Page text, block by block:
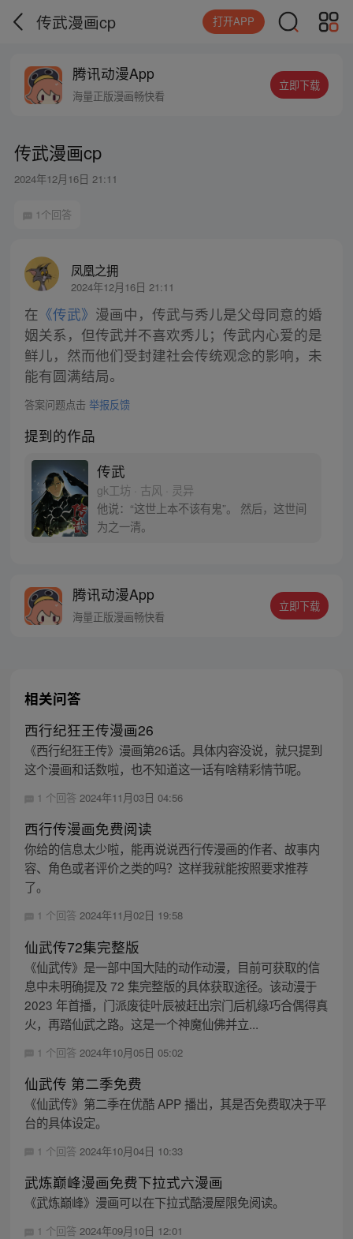
传武漫画cp 打开APP
腾讯动漫App
海量正版漫画畅快看
立即下载
传武漫画cp
2024年12月16日 21:11
1个回答
凤凰之拥
2024年12月16日 21:11
在 《传武》 漫画中，传武与秀儿是父母同意的婚
姻关系，但传武并不喜欢秀儿；传武内心爱的是
鲜儿，然而他们受封建社会传统观念的影响，未
能有圆满结局。
答案问题点击 举报反馈
提到的作品
传武
gk工坊 · 古风 · 灵异
他说：“这世上本不该有鬼”。 然后，这世间
为之一清。
腾讯动漫App
海量正版漫画畅快看
立即下载
相关问答
西行纪狂王传漫画26
《西行纪狂王传》漫画第26话。具体内容没说，就只提到
这个漫画和话数啦，也不知道这一话有啥精彩情节呢。
1 个回答 2024年11月03日 04:56
西行传漫画免费阅读
你给的信息太少啦，能再说说西行传漫画的作者、故事内
容、角色或者评价之类的吗？这样我就能按照要求推荐
了。
1 个回答 2024年11月02日 19:58
仙武传72集完整版
《仙武传》是一部中国大陆的动作动漫，目前可获取的信
息中未明确提及 72 集完整版的具体获取途径。该动漫于
2023 年首播，门派废徒叶辰被赶出宗门后机缘巧合偶得真
火，再踏仙武之路。这是一个神魔仙佛并立...
1 个回答 2024年10月05日 05:02
仙武传 第二季免费
《仙武传》第二季在优酷 APP 播出，其是否免费取决于平
台的具体设定。
1 个回答 2024年10月04日 10:33
武炼巅峰漫画免费下拉式六漫画
《武炼巅峰》漫画可以在下拉式酷漫屋限免阅读。
1 个回答 2024年09月10日 12:01